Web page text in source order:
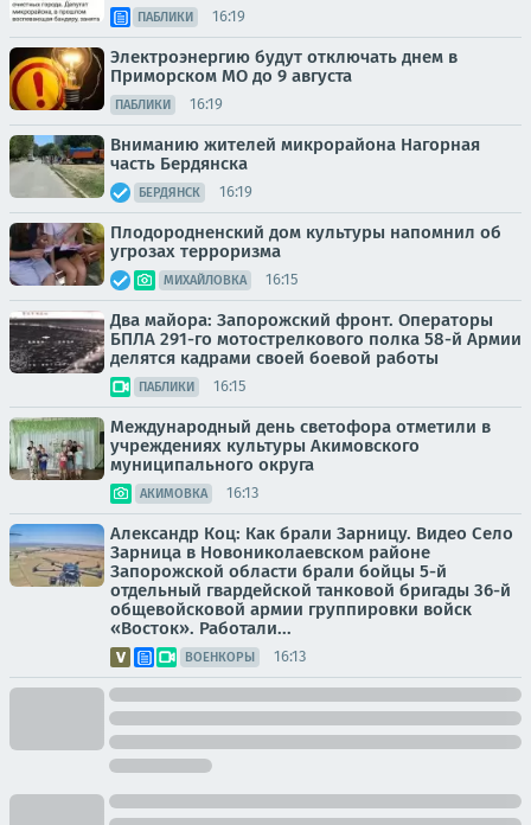
ПАБЛИКИ 16:19
Электроэнергию будут отключать днем в
Приморском МО до 9 августа
ПАБЛИКИ 16:19
Вниманию жителей микрорайона Нагорная
часть Бердянска
БЕРДЯНСК 16:19
Плодородненский дом культуры напомнил об
угрозах терроризма
МИХАЙЛОВКА 16:15
Два майора: Запорожский фронт. Операторы
БПЛА 291-го мотострелкового полка 58-й Армии
делятся кадрами своей боевой работы
ПАБЛИКИ 16:15
Международный день светофора отметили в
учреждениях культуры Акимовского
муниципального округа
АКИМОВКА 16:13
Александр Коц: Как брали Зарницу. Видео Село
Зарница в Новониколаевском районе
Запорожской области брали бойцы 5-й
отдельный гвардейской танковой бригады 36-й
общевойсковой армии группировки войск
«Восток». Работали...
ВОЕНКОРЫ 16:13